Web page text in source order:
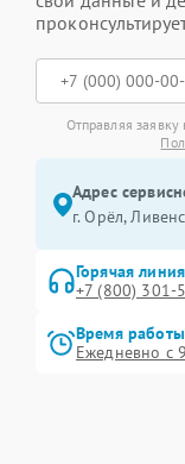
Отправляя
Адрес
г. Орёл,
Горячая линия
+7 (800) 301-
Время работы
Ежедневно с